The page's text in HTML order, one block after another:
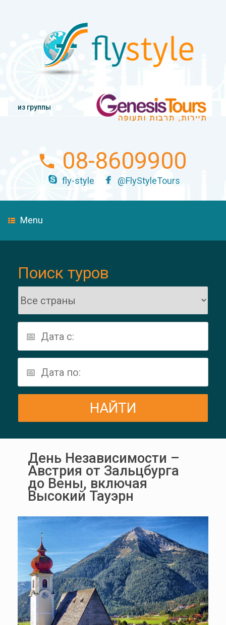
из группы
08-8609900
fly-style @FlyStyleTours
Menu
Поиск туров
День Независимости –
Австрия от Зальцбурга
до Вены, включая
Высокий Тауэрн